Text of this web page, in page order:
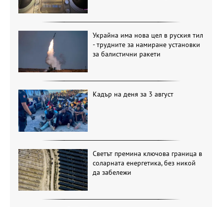
Украйна има нова цел в руския тил
- трудните за намиране установки
за балистични ракети
Кадър на деня за 3 август
Светът премина ключова граница в
соларната енергетика, без никой
да забележи